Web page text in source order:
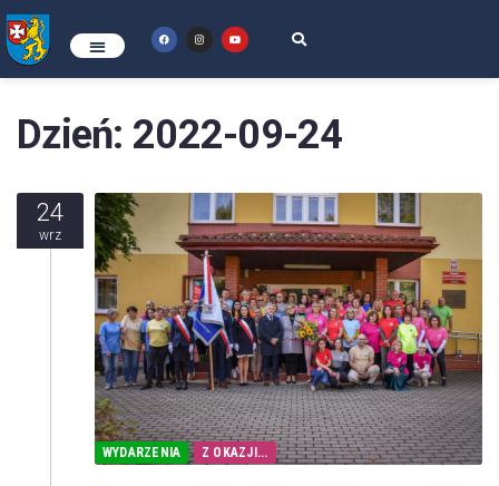
Dzień: 2022-09-24
24
wrz
WYDARZENIA Z OKAZJI...